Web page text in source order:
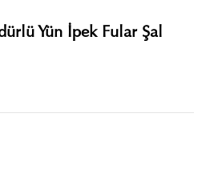
Yün İpek Fular Şal